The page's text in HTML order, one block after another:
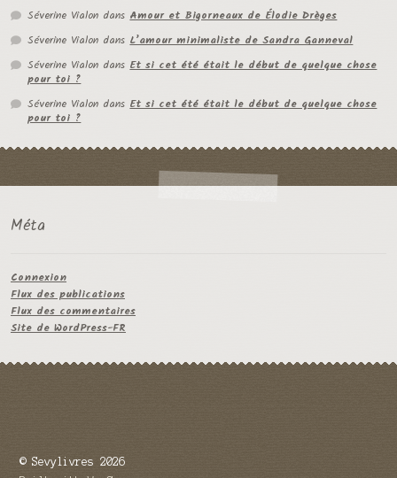
Séverine Vialon dansAmour et Bigorneaux de Élodie Drèges
Séverine Vialon dansL’amour minimaliste de Sandra Ganneval
Séverine Vialon dansEt si cet été était le début de quelque chose
pour toi ?
Séverine Vialon dansEt si cet été était le début de quelque chose
pour toi ?
Méta
Connexion
Flux des publications
Flux des commentaires
Site de WordPress-FR
© Sevylivres 2026